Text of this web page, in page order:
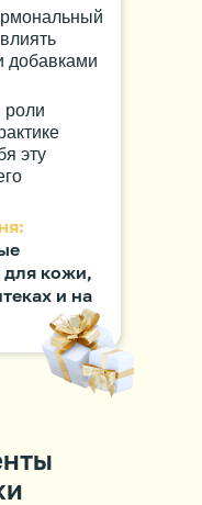
для кожи,
и на
роли
эту
добавками